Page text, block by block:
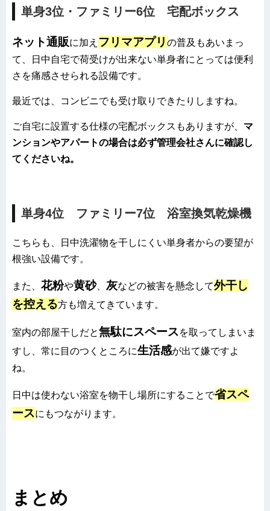
単身3位・ファミリー6位 宅配ボックス
ネット通販に加え フリマアプリ の普及もあいまっ
て、日中自宅で荷受けが出来ない単身者にとっては便利
さを痛感させられる設備です。
最近では、コンビニでも受け取りできたりしますね。
ご自宅に設置する仕様の宅配ボックスもありますが、 マ
ンションやアパートの場合は必ず管理会社さんに確認し
てくださいね。
単身4位 ファミリー7位 浴室換気乾燥機
こちらも、日中洗濯物を干しにくい単身者からの要望が
根強い設備です。
また、 花粉や黄砂、 灰などの被害を懸念して外干し
を控える方も増えてきています。
室内の部屋干しだと無駄にスペース を取ってしまいま
すし、常に目のつくところに生活感が出て嫌ですよ
ね。
日中は使わない浴室を物干し場所にすることで省スペ
ースにもつながります。
まとめ